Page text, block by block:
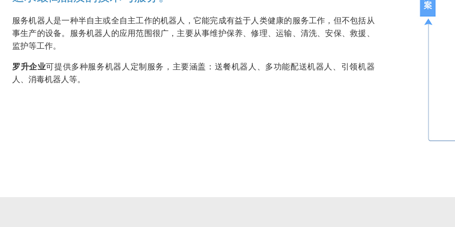
服务机器人是一种半自主或全自主工作的机器人，它能完成有益于人类健康的服务工作，但不包括从
事生产的设备。服务机器人的应用范围很广，主要从事维护保养、修理、运输、清洗、安保、救援、
监护等工作。
罗升企业可提供多种服务机器人定制服务，主要涵盖：送餐机器人、多功能配送机器人、引领机器
人、消毒机器人等。